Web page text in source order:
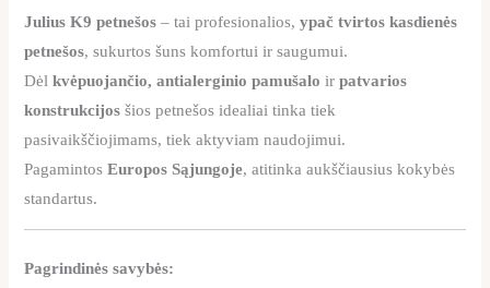
Julius K9 petnešos – tai profesionalios,ypač tvirtos kasdienės
petnešos, sukurtos šuns komfortui ir saugumui.
Dėlkvėpuojančio, antialerginio pamušalo irpatvarios
konstrukcijos šios petnešos idealiai tinka tiek
pasivaikščiojimams, tiek aktyviam naudojimui.
PagamintosEuropos Sąjungoje, atitinka aukščiausius kokybės
standartus.
Pagrindinės savybės: